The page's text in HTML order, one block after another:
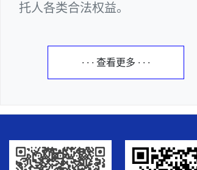
托人各类合法权益。
· · · 查看更多 · · ·